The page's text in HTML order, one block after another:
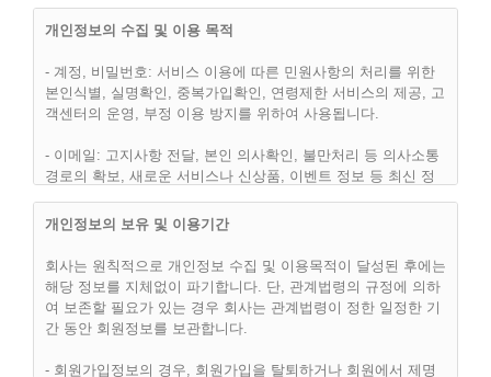
자의 권리 또는 의무 등 중요한 규정의 개정은 사전에 공지합니
다.
(2) “핫슈머(hotsumer.com)”은 합리적인 사유가 발생될 경우에
는 이 약관을 변경할 수 있으며, 약관을 변경할 경우에는 지체
없이 이를 사전에 공지합니다.
(3) 이용고객은 변경된 약관에 동의하지 않으면, 언제나 "서비
스" 이용을 중단하고, 이용계약을 해지할 수 있습니다. 약관의
효력발생일 이후의 계속적인 "서비스" 이용은 약관의 변경사항
에 대한 이용고객의 동의로 간주됩니다.
제 3 조 (약관외 준칙)
개인정보의 수집 및 이용 목적
- 계정, 비밀번호: 서비스 이용에 따른 민원사항의 처리를 위한
본인식별, 실명확인, 중복가입확인, 연령제한 서비스의 제공, 고
객센터의 운영, 부정 이용 방지를 위하여 사용됩니다.
- 이메일: 고지사항 전달, 본인 의사확인, 불만처리 등 의사소통
경로의 확보, 새로운 서비스나 신상품, 이벤트 정보 등 최신 정
인가 사용방지, 통계학적 분석에 사용됩니다.
- 그 외 선택항목: 개인맞춤서비스를 제공하기 위한 자료로 사용
됩니다.
개인정보의 보유 및 이용기간
회사는 원칙적으로 개인정보 수집 및 이용목적이 달성된 후에는
해당 정보를 지체없이 파기합니다. 단, 관계법령의 규정에 의하
여 보존할 필요가 있는 경우 회사는 관계법령이 정한 일정한 기
간 동안 회원정보를 보관합니다.
- 회원가입정보의 경우, 회원가입을 탈퇴하거나 회원에서 제명